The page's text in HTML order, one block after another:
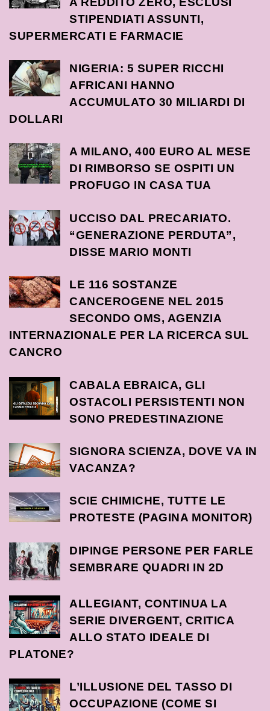
STIPENDIATI ASSUNTI,
SUPERMERCATI E FARMACIE
NIGERIA: 5 SUPER RICCHI
AFRICANI HANNO
ACCUMULATO 30 MILIARDI DI
DOLLARI
A MILANO, 400 EURO AL MESE
DI RIMBORSO SE OSPITI UN
PROFUGO IN CASA TUA
UCCISO DAL PRECARIATO.
“GENERAZIONE PERDUTA”,
DISSE MARIO MONTI
LE 116 SOSTANZE
CANCEROGENE NEL 2015
SECONDO OMS, AGENZIA
INTERNAZIONALE PER LA RICERCA SUL
CANCRO
CABALA EBRAICA, GLI
OSTACOLI PERSISTENTI NON
SONO PREDESTINAZIONE
SIGNORA SCIENZA, DOVE VA IN
VACANZA?
SCIE CHIMICHE, TUTTE LE
PROTESTE (PAGINA MONITOR)
DIPINGE PERSONE PER FARLE
SEMBRARE QUADRI IN 2D
ALLEGIANT, CONTINUA LA
SERIE DIVERGENT, CRITICA
ALLO STATO IDEALE DI
PLATONE?
L’ILLUSIONE DEL TASSO DI
OCCUPAZIONE (COME SI